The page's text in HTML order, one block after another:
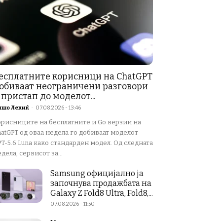
корисници на ChatGPT
неограничени разговори
до моделот...
Лекиќ - 07.08.2026 - 13:46
на бесплатните и Go верзии на
од оваа недела го добиваат моделот
5.6 Luna како стандарден модел. Од следната
сервисот за...
Samsung официјално ја
започнува продажбата на
Galaxy Z Fold8 Ultra, Fold8,...
07.08.2026 - 11:50